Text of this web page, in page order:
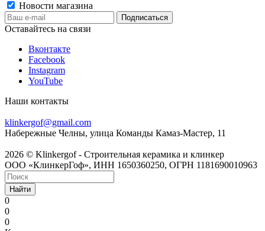
Новости магазина
Оставайтесь на связи
Вконтакте
Facebook
Instagram
YouTube
Наши контакты
klinkergof@gmail.com
Набережные Челны, улица Команды Камаз-Мастер, 11
2026 © Klinkergof - Строительная керамика и клинкер
ООО «КлинкерГоф», ИНН 1650360250, ОГРН 1181690010963
Найти
0
0
0